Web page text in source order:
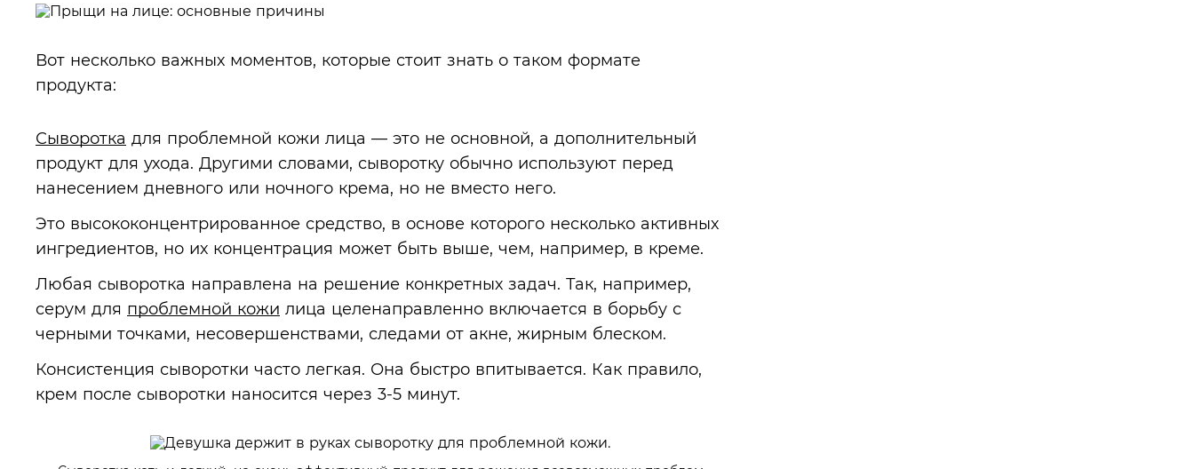
Вот несколько важных моментов, которые стоит знать о таком формате
продукта:
Сыворотка для проблемной кожи лица — это не основной, а дополнительный
продукт для ухода. Другими словами, сыворотку обычно используют перед
нанесением дневного или ночного крема, но не вместо него.
Это высококонцентрированное средство, в основе которого несколько активных
ингредиентов, но их концентрация может быть выше, чем, например, в креме.
Любая сыворотка направлена на решение конкретных задач. Так, например,
серум для проблемной кожи лица целенаправленно включается в борьбу с
черными точками, несовершенствами, следами от акне, жирным блеском.
Консистенция сыворотки часто легкая. Она быстро впитывается. Как правило,
крем после сыворотки наносится через 3-5 минут.